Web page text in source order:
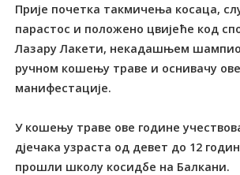
Прије почетка такмичења косаца,
парастос и положено цвијеће код
Лазару Лакети, некадашњем
ручном кошењу траве и оснивачу ове
манифестације.
У кошењу траве ове године
дјечака узраста од девет до 12
прошли школу косидбе на Балкани.